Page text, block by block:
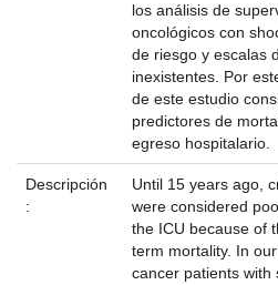
los análisis de
oncológicos con
de riesgo y escalas
inexistentes. Por
de este estudio
predictores de
egreso hospitalario.
Descripción
:
Until 15 years ago,
were considered
the ICU because of
term mortality. In
cancer patients with